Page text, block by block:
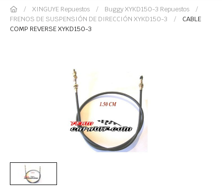
XINGUYE Repuestos
Buggy XYKD150-3 Repuestos
FRENOS DE SUSPENSIÓN DE DIRECCIÓN XYKD150-3
CABLE
COMP REVERSE XYKD150-3